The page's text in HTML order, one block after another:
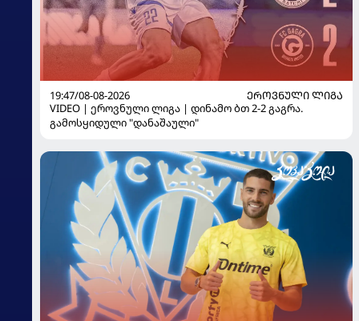
19:47/08-08-2026
ᲔᲠᲝᲕᲜᲣᲚᲘ ᲚᲘᲒᲐ
VIDEO | ეროვნული ლიგა | დინამო ბთ 2-2 გაგრა.
გამოსყიდული "დანაშაული"